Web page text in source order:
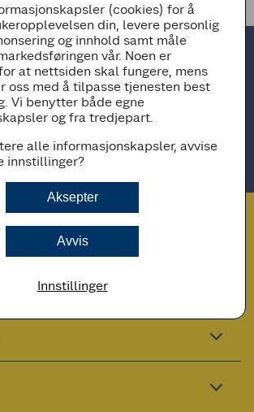
får du unike medlemsfordeler som
tusenvis av kroner. Bli medlem for å få
gang du handler!
(cookies) for å
din, levere personlig
og innhold samt måle
vår. Noen er
at nettsiden skal fungere, mens
oss med å tilpasse tjenesten best
Vi benytter både egne
og fra tredjepart.
alle informasjonskapsler, avvise
innstillinger?
Aksepter
Avvis
Innstillinger